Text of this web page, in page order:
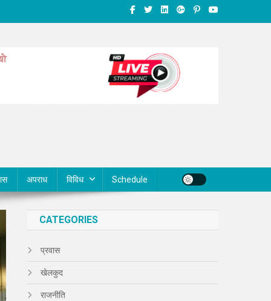
अपराध विविध Schedule
CATEGORIES
प्रवास
खेलकुद
राजनीति